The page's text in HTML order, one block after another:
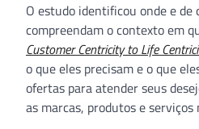
O estudo identificou onde e
compreendam o contexto em
Customer Centricity to Life
o que eles precisam e o que
ofertas para atender seus
as marcas, produtos e